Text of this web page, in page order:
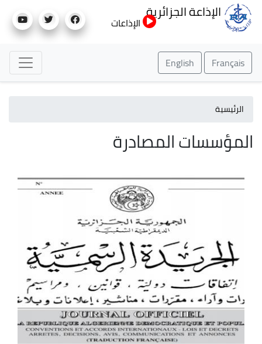
إلى
الإذاعة الجزائرية
الإذاعات
Français
English
الرئيسية
المؤسسات المصادرة